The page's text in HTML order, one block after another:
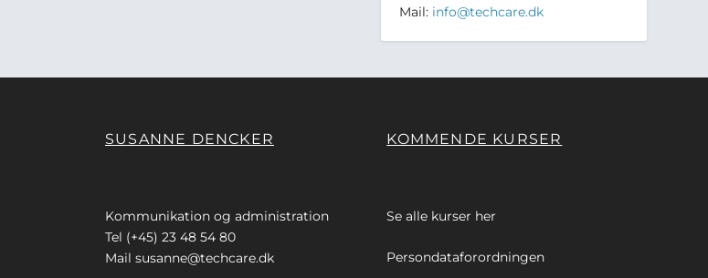
Mail: info@techcare.dk
SUSANNE DENCKER
Kommunikation og administration
Tel (+45) 23 48 54 80
Mail susanne@techcare.dk
KOMMENDE KURSER
Se alle kurser her
Persondataforordningen